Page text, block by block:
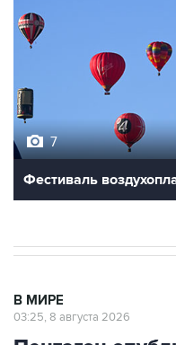
7
Фестиваль
В МИРЕ
03:25, 8 августа 2026